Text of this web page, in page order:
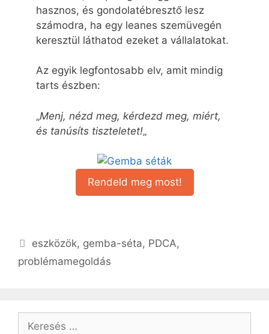
hasznos, és gondolatébresztő lesz
számodra, ha egy leanes szemüvegén
keresztül láthatod ezeket a vállalatokat.
Az egyik legfontosabb elv, amit mindig
tarts észben:
„Menj, nézd meg, kérdezd meg, miért,
és tanúsíts tiszteletet!„
Rendeld meg most!
eszközök, gemba-séta, PDCA,
problémamegoldás